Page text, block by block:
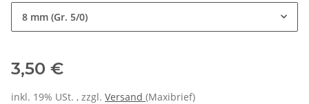
8 mm (Gr. 5/0)
3,50 €
inkl. 19% USt. , zzgl. Versand (Maxibrief)